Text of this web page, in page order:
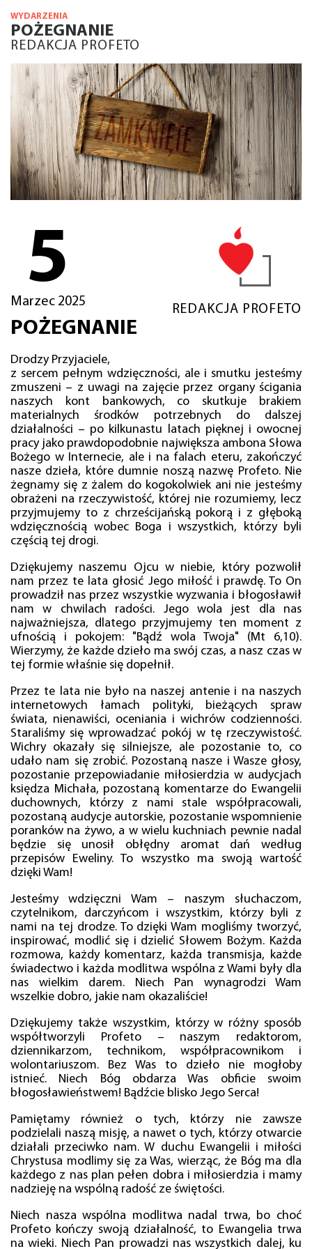
WYDARZENIA
POŻEGNANIE
REDAKCJA PROFETO
5
Marzec 2025
REDAKCJA PROFETO
POŻEGNANIE
Drodzy Przyjaciele,
z sercem pełnym wdzięczności, ale i smutku jesteśmy
zmuszeni – z uwagi na zajęcie przez organy ścigania
naszych kont bankowych, co skutkuje brakiem
materialnych środków potrzebnych do dalszej
działalności – po kilkunastu latach pięknej i owocnej
pracy jako prawdopodobnie największa ambona Słowa
Bożego w Internecie, ale i na falach eteru, zakończyć
nasze dzieła, które dumnie noszą nazwę Profeto. Nie
żegnamy się z żalem do kogokolwiek ani nie jesteśmy
obrażeni na rzeczywistość, której nie rozumiemy, lecz
przyjmujemy to z chrześcijańską pokorą i z głęboką
wdzięcznością wobec Boga i wszystkich, którzy byli
częścią tej drogi.
Dziękujemy naszemu Ojcu w niebie, który pozwolił
nam przez te lata głosić Jego miłość i prawdę. To On
prowadził nas przez wszystkie wyzwania i błogosławił
nam w chwilach radości. Jego wola jest dla nas
najważniejsza, dlatego przyjmujemy ten moment z
ufnością i pokojem: "Bądź wola Twoja" (Mt 6,10).
Wierzymy, że każde dzieło ma swój czas, a nasz czas w
tej formie właśnie się dopełnił.
Przez te lata nie było na naszej antenie i na naszych
internetowych łamach polityki, bieżących spraw
świata, nienawiści, oceniania i wichrów codzienności.
Staraliśmy się wprowadzać pokój w tę rzeczywistość.
Wichry okazały się silniejsze, ale pozostanie to, co
udało nam się zrobić. Pozostaną nasze i Wasze głosy,
pozostanie przepowiadanie miłosierdzia w audycjach
księdza Michała, pozostaną komentarze do Ewangelii
duchownych, którzy z nami stale współpracowali,
pozostaną audycje autorskie, pozostanie wspomnienie
poranków na żywo, a w wielu kuchniach pewnie nadal
będzie się unosił obłędny aromat dań według
przepisów Eweliny. To wszystko ma swoją wartość
dzięki Wam!
Jesteśmy wdzięczni Wam – naszym słuchaczom,
czytelnikom, darczyńcom i wszystkim, którzy byli z
nami na tej drodze. To dzięki Wam mogliśmy tworzyć,
inspirować, modlić się i dzielić Słowem Bożym. Każda
rozmowa, każdy komentarz, każda transmisja, każde
świadectwo i każda modlitwa wspólna z Wami były dla
nas wielkim darem. Niech Pan wynagrodzi Wam
wszelkie dobro, jakie nam okazaliście!
Dziękujemy także wszystkim, którzy w różny sposób
współtworzyli Profeto – naszym redaktorom,
dziennikarzom, technikom, współpracownikom i
wolontariuszom. Bez Was to dzieło nie mogłoby
istnieć. Niech Bóg obdarza Was obficie swoim
błogosławieństwem! Bądźcie blisko Jego Serca!
Pamiętamy również o tych, którzy nie zawsze
podzielali naszą misję, a nawet o tych, którzy otwarcie
działali przeciwko nam. W duchu Ewangelii i miłości
Chrystusa modlimy się za Was, wierząc, że Bóg ma dla
każdego z nas plan pełen dobra i miłosierdzia i mamy
nadzieję na wspólną radość ze świętości.
Niech nasza wspólna modlitwa nadal trwa, bo choć
Profeto kończy swoją działalność, to Ewangelia trwa
na wieki. Niech Pan prowadzi nas wszystkich dalej, ku